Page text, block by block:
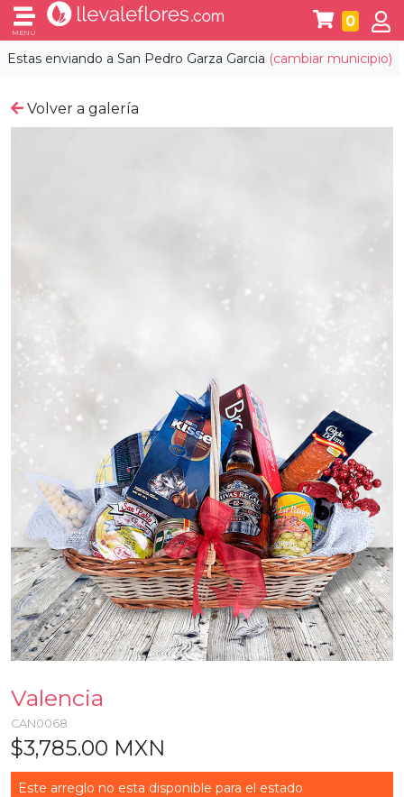
Estas enviando a San Pedro Garza Garcia (cambiar municipio)
MENÚ
0
Volver a galería
Valencia
CAN0068
$3,785.00 MXN
Este arreglo no esta disponible para el estado